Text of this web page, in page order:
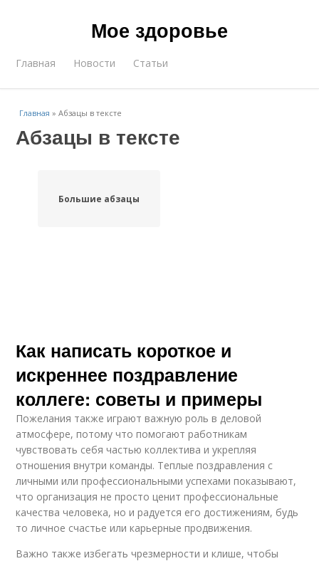
Мое здоровье
Главная Новости Статьи
Главная »Абзацы в тексте
Абзацы в тексте
Большие абзацы
Как написать короткое и
искреннее поздравление
коллеге: советы и примеры
Пожелания также играют важную роль в деловой
атмосфере, потому что помогают работникам
чувствовать себя частью коллектива и укрепляя
отношения внутри команды. Теплые поздравления с
личными или профессиональными успехами показывают,
что организация не просто ценит профессиональные
качества человека, но и радуется его достижениям, будь
то личное счастье или карьерные продвижения.
Важно также избегать чрезмерности и клише, чтобы